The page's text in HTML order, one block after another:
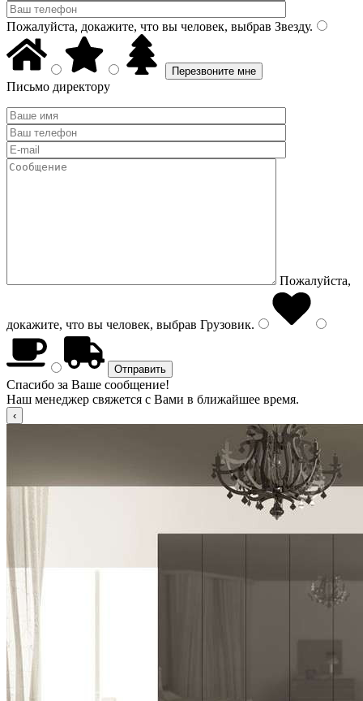
Пожалуйста, докажите, что вы человек, выбрав Звезду.
Письмо директору
Пожалуйста,
докажите, что вы человек, выбрав Грузовик.
Спасибо за Ваше сообщение!
Наш менеджер свяжется с Вами в ближайшее время.